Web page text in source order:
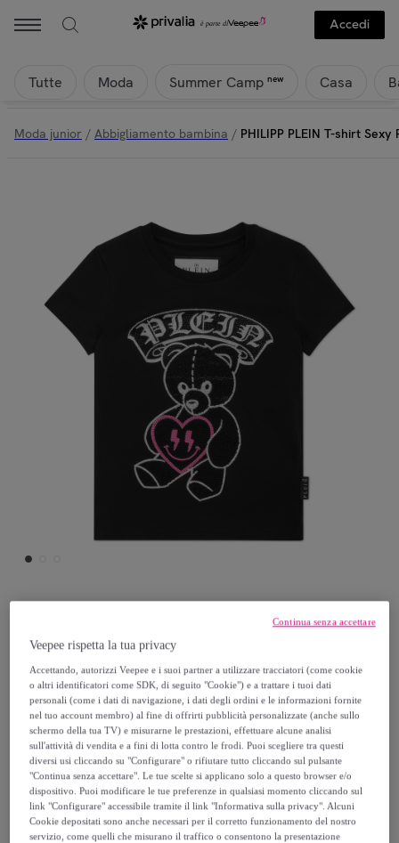
Accedi
Tutte Moda Summer Camp new Casa
Moda junior / Abbigliamento bambina / PHILIPP PLEIN T-shirt Sexy
PHILIPP PLEIN T-shirt Sexy Pure TEDDY
110,00 €
220,00 €
-50%
Venduto daPHILIPP PLEIN
Veepee rispetta la tua privacy
Accettando, autorizzi Veepee e i suoi partner a utilizzare tracciatori (come cookie
o altri identificatori come SDK, di seguito "Cookie") e a trattare i tuoi dati
personali (come i dati di navigazione, i dati degli ordini e le informazioni fornite
nel tuo account membro) al fine di offrirti pubblicità personalizzate (anche sullo
schermo della tua TV) e misurarne le prestazioni, effettuare alcune analisi
sull'attività di vendita e a fini di lotta contro le frodi. Puoi scegliere tra questi
diversi usi cliccando su "Configurare" o rifiutare tutto cliccando sul pulsante
"Continua senza accettare". Le tue scelte si applicano solo a questo browser e/o
dispositivo. Puoi modificare le tue preferenze in qualsiasi momento cliccando sul
link "Configurare" accessibile tramite il link "Informativa sulla privacy". Alcuni
Cookie depositati sono anche necessari per il corretto funzionamento del nostro
servizio, come quelli che misurano il traffico o consentono la presentazione
Continua senza accettare